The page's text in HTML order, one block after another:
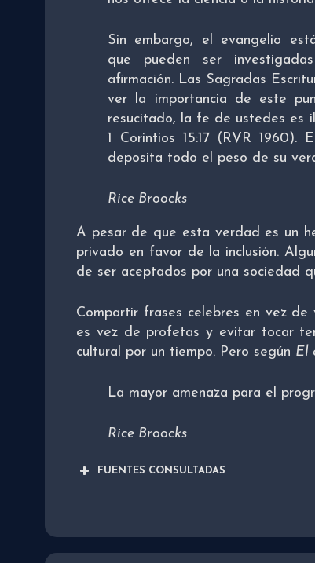
Sin embargo, el evangelio
que pueden ser
afirmación. Las Sagradas
ver la importancia de este
resucitado, la fe de ustedes es
1 Corintios 15:17 (RVR 1960).
deposita todo el peso de su
Rice Broocks
A pesar de que esta verdad es un
privado en favor de la inclusión.
de ser aceptados por una sociedad
Compartir frases celebres en vez de
es vez de profetas y evitar tocar
cultural por un tiempo. Pero según El
La mayor amenaza para el
Rice Broocks
FUENTES CONSULTADAS